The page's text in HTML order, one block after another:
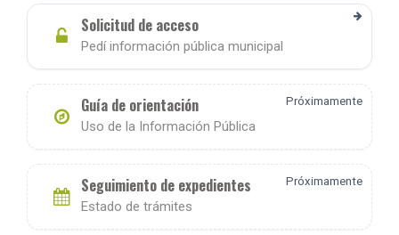
Solicitud de acceso
Pedí información pública municipal
Guía de orientación
Uso de la Información Pública
Próximamente
Seguimiento de expedientes
Estado de trámites
Próximamente